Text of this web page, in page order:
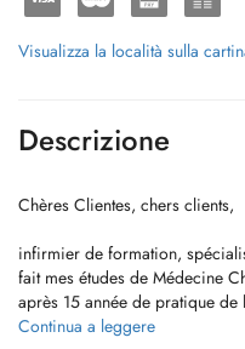
Visualizza la località sulla
Descrizione
Chères Clientes, chers clients,
infirmier de formation,
fait mes études de Médecine
après 15 année de pratique
France dans mon cabinet de
Continua a leggere